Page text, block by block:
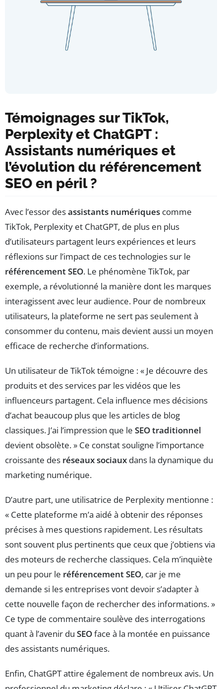
Témoignages sur TikTok,
Perplexity et ChatGPT :
Assistants numériques et
l’évolution du référencement
SEO en péril ?
Avec l’essor desassistants numériques comme
TikTok, Perplexity et ChatGPT, de plus en plus
d’utilisateurs partagent leurs expériences et leurs
réflexions sur l’impact de ces technologies sur le
référencement SEO. Le phénomène TikTok, par
exemple, a révolutionné la manière dont les marques
interagissent avec leur audience. Pour de nombreux
utilisateurs, la plateforme ne sert pas seulement à
consommer du contenu, mais devient aussi un moyen
efficace de recherche d’informations.
Un utilisateur de TikTok témoigne : « Je découvre des
produits et des services par les vidéos que les
influenceurs partagent. Cela influence mes décisions
d’achat beaucoup plus que les articles de blog
classiques. J’ai l’impression que le SEO traditionnel
devient obsolète. » Ce constat souligne l’importance
croissante des réseaux sociaux dans la dynamique du
marketing numérique.
D’autre part, une utilisatrice de Perplexity mentionne :
« Cette plateforme m’a aidé à obtenir des réponses
précises à mes questions rapidement. Les résultats
sont souvent plus pertinents que ceux que j’obtiens via
des moteurs de recherche classiques. Cela m’inquiète
un peu pour le référencement SEO, car je me
demande si les entreprises vont devoir s’adapter à
cette nouvelle façon de rechercher des informations. »
Ce type de commentaire soulève des interrogations
quant à l’avenir du SEOface à la montée en puissance
des assistants numériques.
Enfin, ChatGPT attire également de nombreux avis. Un